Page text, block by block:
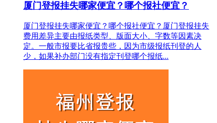
厦门登报挂失哪家便宜？哪个报社便宜？
厦门登报挂失哪家便宜？哪个报社便宜？厦门登报挂失
费用差异主要由报纸类型、版面大小、字数等因素决
定。一般市报要比省报贵些，因为市级报纸刊登的人
少，如果补办部门没有指定刊登哪个报纸...